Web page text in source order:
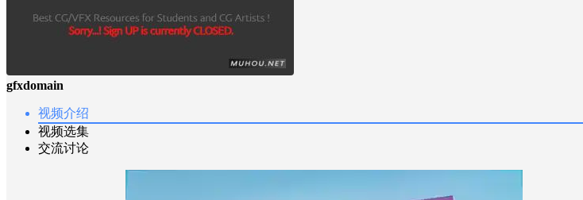
gfxdomain
视频介绍
视频选集
交流讨论